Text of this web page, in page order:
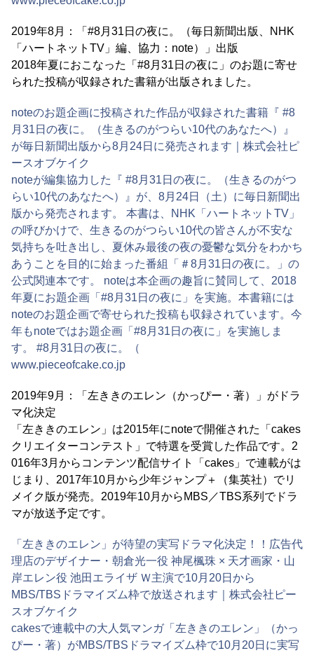
2019年8月：「#8月31日の夜に。（毎日新聞出版、NHK
「ハートネットTV」編、協力：note）」出版
2018年夏におこなった「#8月31日の夜に」のお題に寄せ
られた投稿が収録された書籍が出版されました。
noteのお題企画に投稿された作品が収録された書籍『 #8
月31日の夜に。（生きるのがつらい10代のあなたへ）』
が毎日新聞出版から8月24日に発売されます｜株式会社ピ
ースオブケイク
noteが編集協力した『 #8月31日の夜に。（生きるのがつ
らい10代のあなたへ）』が、8月24日（土）に毎日新聞出
版から発売されます。 本書は、NHK「ハートネットTV」
の呼びかけで、生きるのがつらい10代の皆さんが不安な
気持ちを吐き出し、夏休み最後の夜の憂鬱な気分をわかち
あうことを目的に始まった番組「＃8月31日の夜に。」の
公式関連本です。 noteは本企画の趣旨に賛同して、2018
年夏にお題企画「#8月31日の夜に」を実施。本書籍には
noteのお題企画で寄せられた投稿も収録されています。今
年もnoteではお題企画「#8月31日の夜に」を実施しま
す。 #8月31日の夜に。（
www.pieceofcake.co.jp
2019年9月：「左ききのエレン（かっぴー・著）」がドラ
マ化決定
「左ききのエレン」は2015年にnoteで開催された「cakes
クリエイターコンテスト」で特選を受賞した作品です。2
016年3月からコンテンツ配信サイト「cakes」で連載がは
じまり、2017年10月から少年ジャンプ＋（集英社）でリ
メイク版が発売。2019年10月からMBS／TBS系列でドラ
マが放送予定です。
「左ききのエレン」が待望の実写ドラマ化決定！！広告代
理店のデザイナー・朝倉光一役 神尾楓珠 × 天才画家・山
岸エレン役 池田エライザ Ｗ主演で10月20日から
MBS/TBSドラマイズム枠で放送されます｜株式会社ピー
スオブケイク
cakesで連載中の大人気マンガ「左ききのエレン」（かっ
ぴー・著）がMBS/TBSドラマイズム枠で10月20日に実写